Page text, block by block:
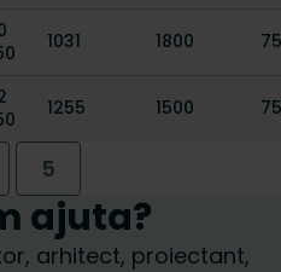
1031 1800
1255 1500
5
ajuta?
arhitect, proiectant,